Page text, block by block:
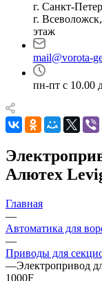
г. Санкт-
г.
этаж
mail@vorota-
пн-пт c 10.00
Алютех
Главная
—
Автоматика для
—
Приводы для
—Электропривод
1000F